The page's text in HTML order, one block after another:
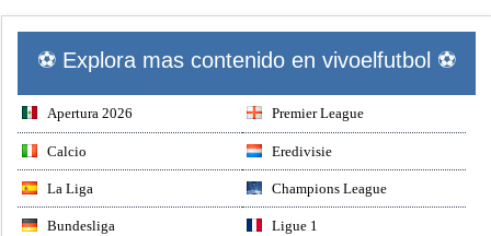
⚽ Explora mas contenido en vivoelfutbol ⚽
Apertura 2026 Premier League
Calcio Eredivisie
La Liga Champions League
Bundesliga Ligue 1